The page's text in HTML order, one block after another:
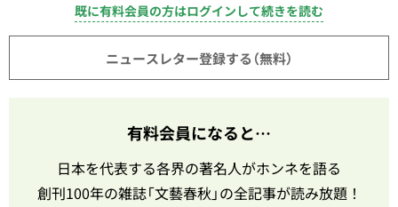
既に有料会員の方はログインして続きを読む
ニュースレター登録する（無料）
有料会員になると…
日本を代表する各界の著名人がホンネを語る
創刊100年の雑誌「文藝春秋」の全記事が読み放題！